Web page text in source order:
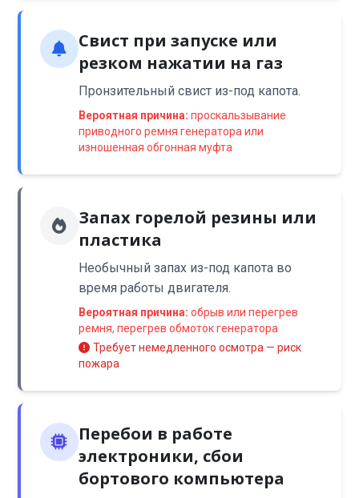
Свист при запуске или
резком нажатии на газ
Пронзительный свист из-под капота.
Вероятная причина: проскальзывание
приводного ремня генератора или
изношенная обгонная муфта
Запах горелой резины или
пластика
Необычный запах из-под капота во
время работы двигателя.
Вероятная причина: обрыв или перегрев
ремня, перегрев обмоток генератора
Требует немедленного осмотра — риск
пожара
Перебои в работе
электроники, сбои
бортового компьютера